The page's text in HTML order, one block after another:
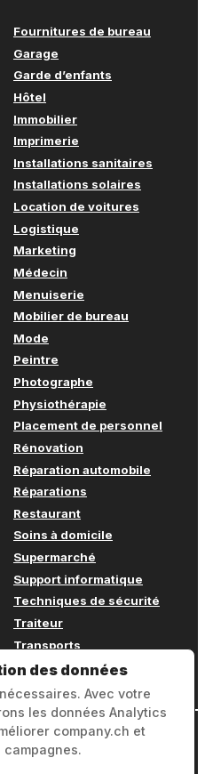
Fournitures de bureau
Garage
Garde d’enfants
Hôtel
Immobilier
Imprimerie
Installations sanitaires
Installations solaires
Location de voitures
Logistique
Marketing
Médecin
Menuiserie
Mobilier de bureau
Mode
Peintre
Photographe
Physiothérapie
Placement de personnel
Rénovation
Réparation automobile
Réparations
Restaurant
Soins à domicile
Supermarché
Support informatique
Techniques de sécurité
Traiteur
Transports
Vétérinaire
des données
Avec votre
les données Analytics
company.ch et
campagnes.